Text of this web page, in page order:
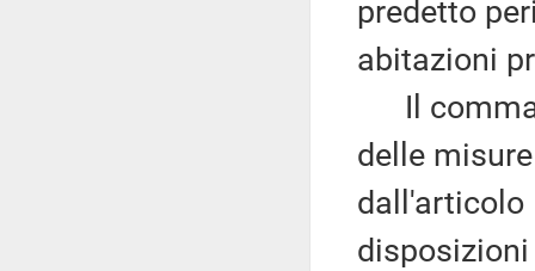
predetto
abitazioni
Il comma
delle
dall'articolo